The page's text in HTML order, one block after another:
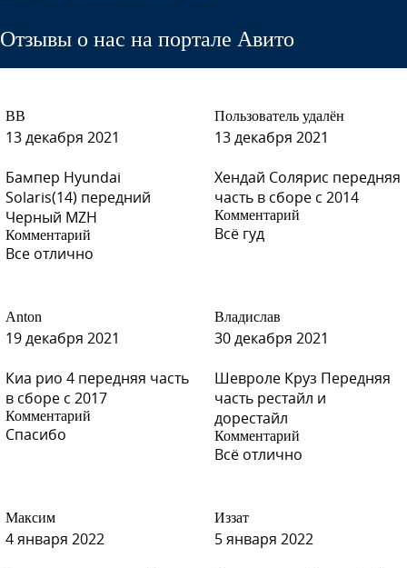
D17 - Kawasemi Blue
D17 - Kawasemi Blue
D17 - Kawasemi Blue
U17 - Titanium Grey
U17 - Titanium Grey
Отзывы о нас на портале Авито
ВВ
13 декабря 2021
Бампер Hyundai
Solaris(14) передний
Черный MZH
Комментарий
Все отлично
Пользователь удалён
13 декабря 2021
Хендай Солярис передняя
часть в сборе с 2014
Комментарий
Всё гуд
Anton
19 декабря 2021
Киа рио 4 передняя часть
в сборе с 2017
Комментарий
Спасибо
Владислав
30 декабря 2021
Шевроле Круз Передняя
часть рестайл и
дорестайл
Комментарий
Всё отлично
Максим
4 января 2022
Иззат
5 января 2022